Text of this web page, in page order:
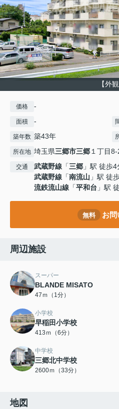
【外観
価格 -
面積 -
築年数 築43年
所在地 埼玉県三郷市三郷１丁目8-
交通 武蔵野線 「三郷 」駅 徒歩4
武蔵野線 「南流山 」駅 徒
流鉄流山線 「平和台 」駅
無料 お問
周辺施設
スーパー
BLANDE MISATO
47ｍ（1分）
小学校
早稲田小学校
413ｍ（6分）
中学校
三郷北中学校
2600ｍ（33分）
地図